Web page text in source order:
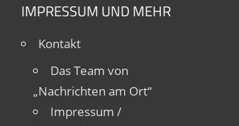
IMPRESSUM UND MEHR
Kontakt
Das Team von
„Nachrichten am Ort“
Impressum /